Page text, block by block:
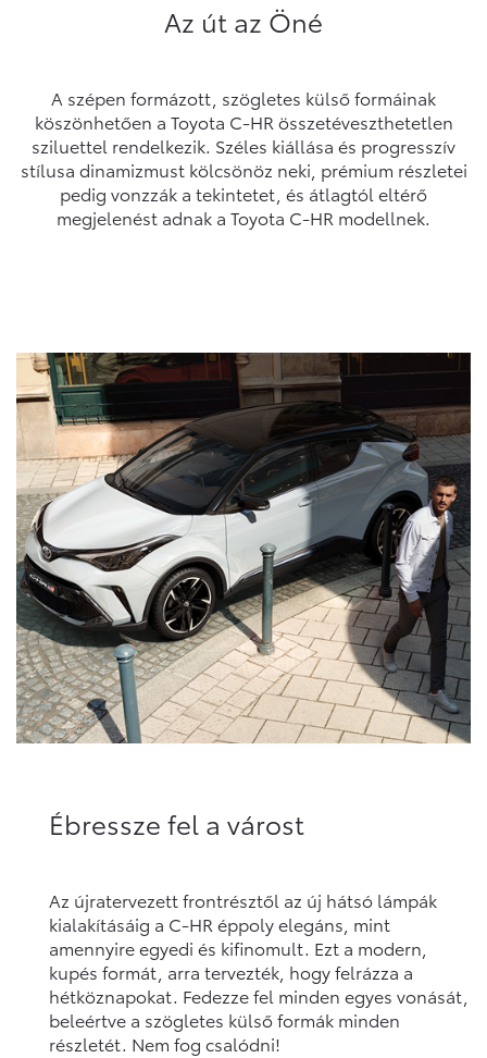
Az út az Öné
A szépen formázott, szögletes külső formáinak
köszönhetően a Toyota C-HR összetéveszthetetlen
sziluettel rendelkezik. Széles kiállása és progresszív
stílusa dinamizmust kölcsönöz neki, prémium részletei
pedig vonzzák a tekintetet, és átlagtól eltérő
megjelenést adnak a Toyota C-HR modellnek.
Ébressze fel a várost
Az újratervezett frontrésztől az új hátsó lámpák
kialakításáig a C-HR éppoly elegáns, mint
amennyire egyedi és kifinomult. Ezt a modern,
kupés formát, arra tervezték, hogy felrázza a
hétköznapokat. Fedezze fel minden egyes vonását,
beleértve a szögletes külső formák minden
részletét. Nem fog csalódni!